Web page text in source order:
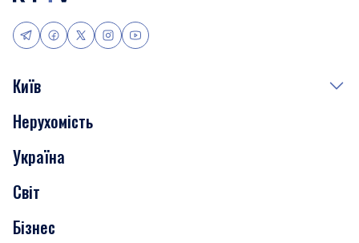
Київ
Події
Скандали
Нерухомість
Транспорт
Нерухомість
Україна
Світ
Бізнес